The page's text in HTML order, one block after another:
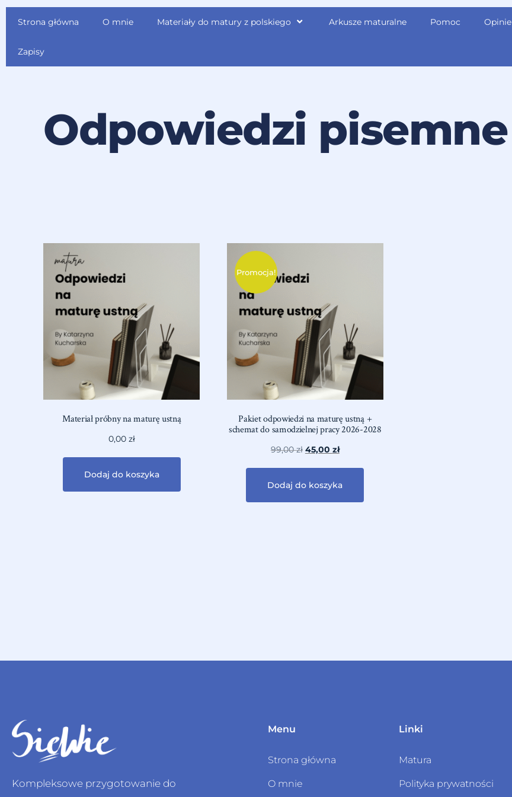
Strona główna O mnie Materiały do matury z polskiego Arkusze maturalne Pomoc Opinie
Zapisy
Odpowiedzi pisemne
Materiał próbny na maturę ustną
0,00 zł
Dodaj do koszyka
Promocja!
Pakiet odpowiedzi na maturę ustną +
schemat do samodzielnej pracy 2026-2028
99,00zł 45,00 zł
Dodaj do koszyka
Kompleksowe przygotowanie do
Menu
Strona główna
O mnie
Linki
Matura
Polityka prywatności